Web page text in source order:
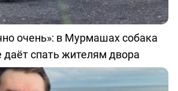
очень»: в Мурмашах собака
спать жителям двора